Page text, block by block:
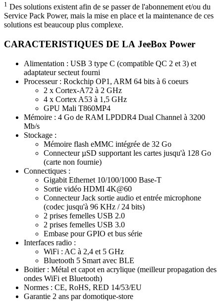
1 Des solutions existent afin de se passer de l'abonnement et/ou du
Service Pack Power, mais la mise en place et la maintenance de ces
solutions est beaucoup plus complexe.
CARACTERISTIQUES DE LA JeeBox Power
Alimentation : USB 3 type C (compatible QC 2 et 3) et
adaptateur secteut fourni
Processeur : Rockchip OP1, ARM 64 bits à 6 coeurs
2 x Cortex-A72 à 2 GHz
4 x Cortex A53 à 1,5 GHz
GPU Mali T860MP4
Mémoire : 4 Go de RAM LPDDR4 Dual Channel à 3200
Mb/s
Stockage :
Mémoire flash eMMC intégrée de 32 Go
Connecteur µSD supportant les cartes jusqu'à 128 Go
(carte non fournie)
Connectiques :
Gigabit Ethernet 10/100/1000 Base-T
Sortie vidéo HDMI 4K@60
Connecteur Jack sortie audio et entrée microphone
(codec jusqu'à 96 KHz / 24 bits)
2 prises femelles USB 2.0
2 prises femelles USB 3.0
Embase pour GPIO et bus série
Interfaces radio :
WiFi : AC à 2,4 et 5 GHz
Bluetooth 5 Smart avec BLE
Boitier : Métal et capot en acrylique (meilleur propagation des
ondes WiFi et Bluetooth)
Normes : CE, RoHS, RED 14/53/EU
Garantie 2 ans par domotique-store